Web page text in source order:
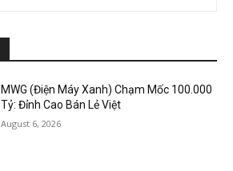
MWG (Điện Máy Xanh) Chạm Mốc 100.000
Tỷ: Đỉnh Cao Bán Lẻ Việt
August 6, 2026